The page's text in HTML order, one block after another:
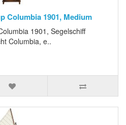
Columbia 1901, Medium
1901, Segelschiff
Columbia, e..